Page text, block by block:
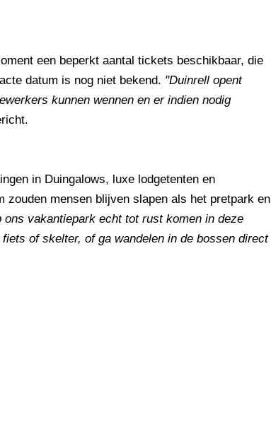
een beperkt aantal tickets beschikbaar, die
datum is nog niet bekend. "Duinrell opent
kunnen wennen en er indien nodig
in Duingalows, luxe lodgetenten en
zouden mensen blijven slapen als het pretpark en
ons vakantiepark echt tot rust komen in deze
of skelter, of ga wandelen in de bossen direct